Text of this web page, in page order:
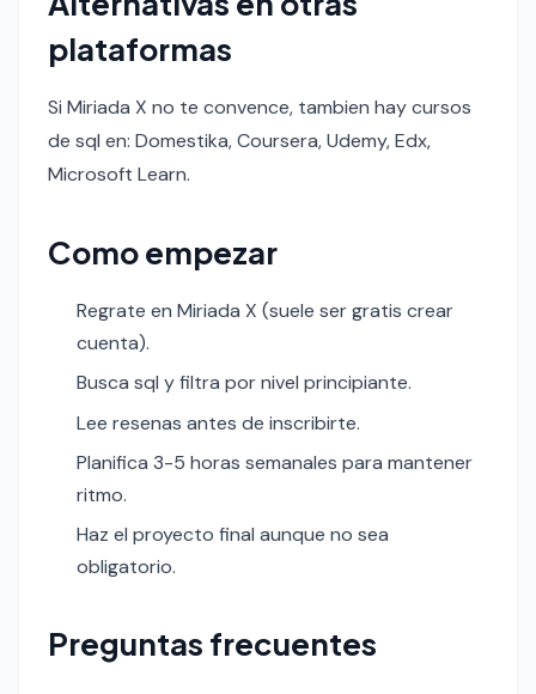
plataformas
Si Miriada X no te convence, tambien hay cursos
de sql en: Domestika, Coursera, Udemy, Edx,
Microsoft Learn.
Como empezar
Regrate en Miriada X (suele ser gratis crear
cuenta).
Busca sql y filtra por nivel principiante.
Lee resenas antes de inscribirte.
Planifica 3-5 horas semanales para mantener
ritmo.
Haz el proyecto final aunque no sea
obligatorio.
Preguntas frecuentes